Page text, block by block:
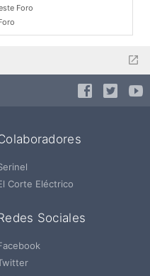
Foro
Corte Eléctrico
Sociales